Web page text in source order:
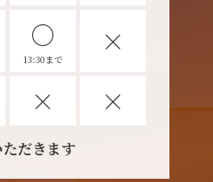
〇
13:30まで
×
× ×
だきます